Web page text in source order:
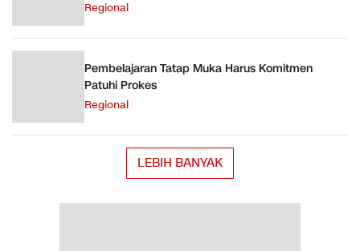
Regional
Pembelajaran Tatap Muka Harus Komitmen
Patuhi Prokes
Regional
LEBIH BANYAK